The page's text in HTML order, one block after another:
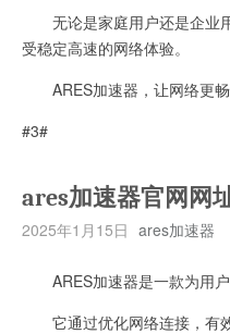
无论是家庭用户还是企业
受稳定高速的网络体验。
ARES加速器，让网络更畅
#3#
ares加速器官网网
2025年1月15日 ares加速器
ARES加速器是一款为用户
它通过优化网络连接，有